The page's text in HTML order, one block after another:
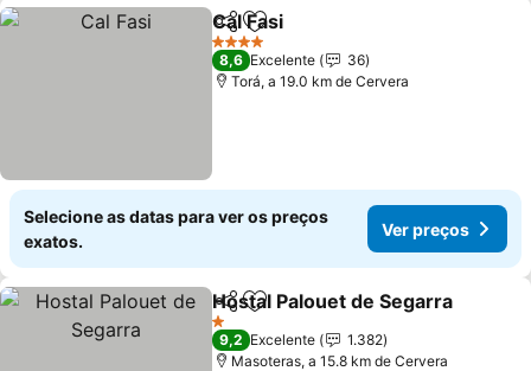
PartilharAdicionar aos favoritos
Cal Fasi
4 Estrelas
8,6 Excelente
36
Torá, a 19.0 km de Cervera
Selecione as datas para ver os preços
exatos.
Ver preços
PartilharAdicionar aos favoritos
Hostal Palouet de Segarra
1 Estrelas
9,2 Excelente
1.382
Masoteras, a 15.8 km de Cervera